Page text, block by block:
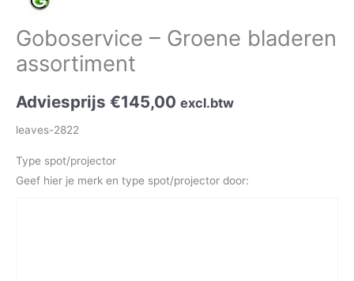
Goboservice – Groene bladeren
assortiment
Adviesprijs €145,00 excl.btw
leaves-2822
Type spot/projector
Geef hier je merk en type spot/projector door: